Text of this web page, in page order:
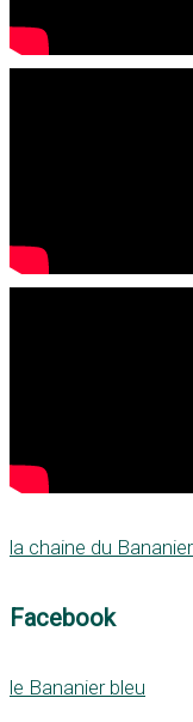
la chaine du
Facebook
le Bananier bleu